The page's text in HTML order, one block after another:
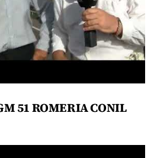
51 ROMERIA CONIL